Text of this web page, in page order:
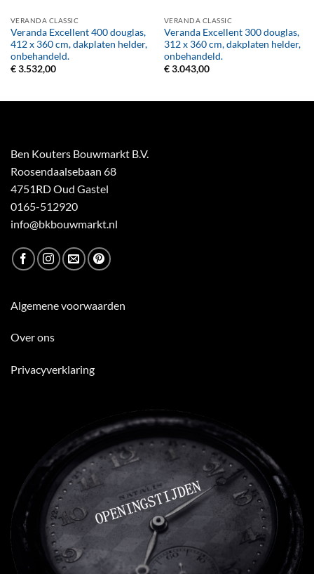
VERANDA CLASSIC
Veranda Excellent 400 douglas,
412 x 360 cm, dakplaten helder,
onbehandeld.
€3.532,00
VERANDA CLASSIC
Veranda Excellent 300 douglas,
312 x 360 cm, dakplaten helder,
onbehandeld.
€3.043,00
Ben Kouters Bouwmarkt B.V.
Roosendaalsebaan 68
4751RD Oud Gastel
0165-512920
info@bkbouwmarkt.nl
Algemene voorwaarden
Over ons
Privacyverklaring